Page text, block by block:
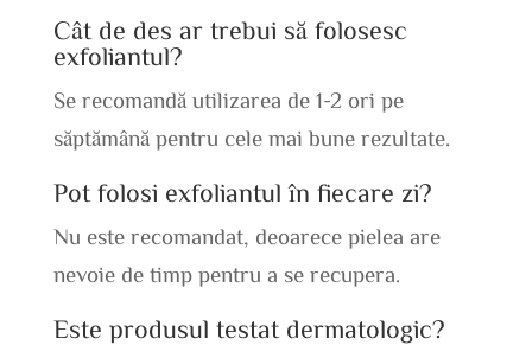
Cât de des ar trebui să folosesc
exfoliantul?
Se recomandă utilizarea de 1-2 ori pe
săptămână pentru cele mai bune rezultate.
Pot folosi exfoliantul în fiecare zi?
Nu este recomandat, deoarece pielea are
nevoie de timp pentru a se recupera.
Este produsul testat dermatologic?